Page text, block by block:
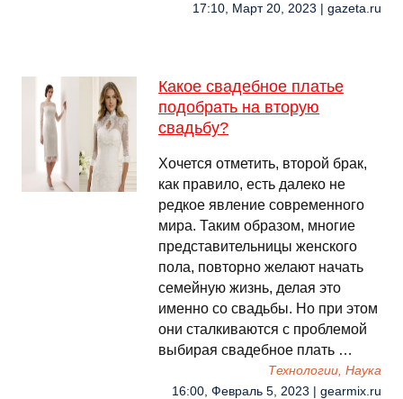
17:10, Март 20, 2023 | gazeta.ru
Какое свадебное платье
подобрать на вторую
свадьбу?
Хочется отметить, второй брак,
как правило, есть далеко не
редкое явление современного
мира. Таким образом, многие
представительницы женского
пола, повторно желают начать
семейную жизнь, делая это
именно со свадьбы. Но при этом
они сталкиваются с проблемой
выбирая свадебное плать …
Технологии, Наука
16:00, Февраль 5, 2023 | gearmix.ru